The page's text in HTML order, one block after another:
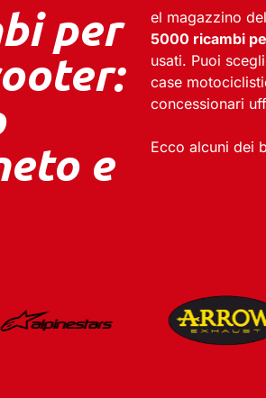
per
e
el magazzino
5000 ricambi
usati. Puoi
case
concessionari
Ecco alcuni dei